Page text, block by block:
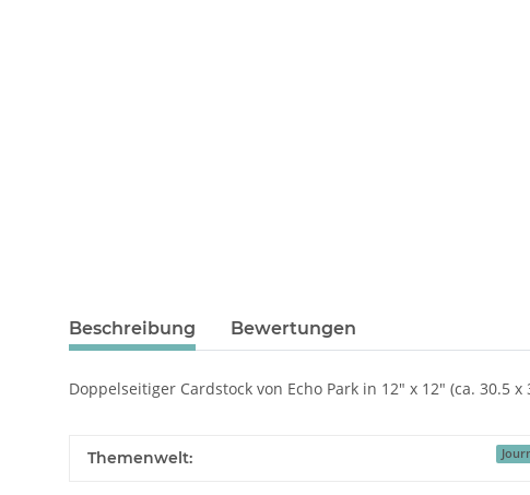
Beschreibung Bewertungen
Doppelseitiger Cardstock von Echo Park in 12" x 12" (ca. 30.5 x
Themenwelt: